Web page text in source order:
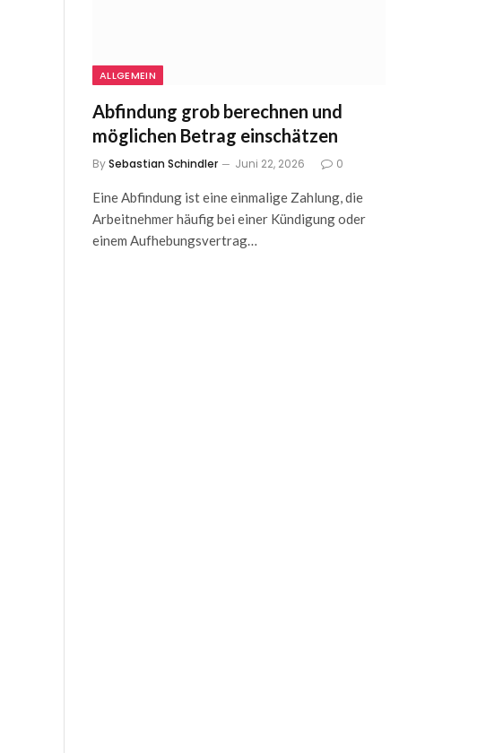
ALLGEMEIN
Abfindung grob berechnen und
möglichen Betrag einschätzen
BySebastian Schindler Juni 22, 2026 0
Eine Abfindung ist eine einmalige Zahlung, die
Arbeitnehmer häufig bei einer Kündigung oder
einem Aufhebungsvertrag…